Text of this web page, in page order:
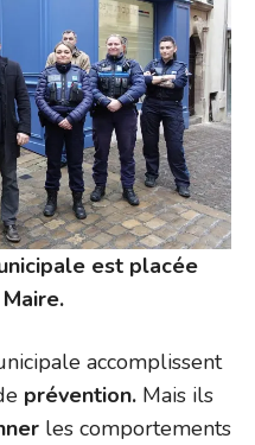
est placée
accomplissent
prévention. Mais ils
les comportements